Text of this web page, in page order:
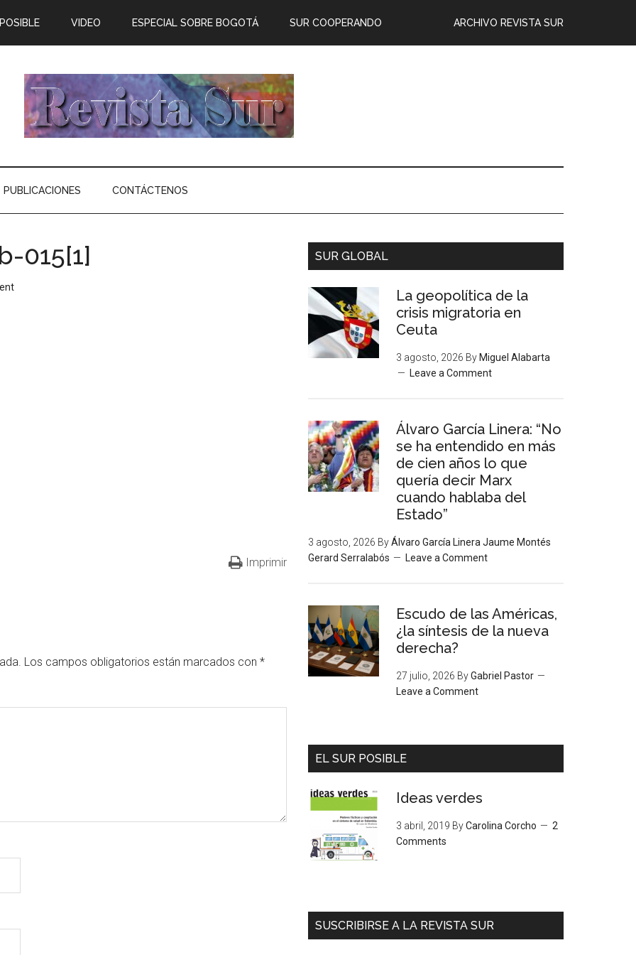
ARCHIVO REVISTA SUR
VIDEO ESPECIAL SOBRE BOGOTÁ SUR COOPERANDO
PUBLICACIONES CONTÁCTENOS
015[1]
Imprimir
Los campos obligatorios están marcados con *
SUR GLOBAL
La geopolítica de la
crisis migratoria en
Ceuta
3 agosto, 2026 By Miguel Alabarta
Leave a Comment
Álvaro García Linera: “No
se ha entendido en más
de cien años lo que
quería decir Marx
cuando hablaba del
Estado”
3 agosto, 2026 ByÁlvaro García Linera Jaume Montés
Gerard Serralabós
Leave a Comment
Escudo de las Américas,
¿la síntesis de la nueva
derecha?
27 julio, 2026 ByGabriel Pastor
Leave a Comment
EL SUR POSIBLE
Ideas verdes
3 abril, 2019 ByCarolina Corcho
2
Comments
SUSCRIBIRSE A LA REVISTA SUR